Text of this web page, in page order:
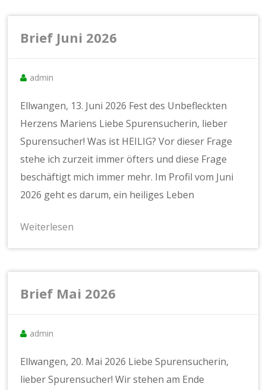
Brief Juni 2026
admin
Ellwangen, 13. Juni 2026 Fest des Unbefleckten
Herzens Mariens Liebe Spurensucherin, lieber
Spurensucher! Was ist HEILIG? Vor dieser Frage
stehe ich zurzeit immer öfters und diese Frage
beschäftigt mich immer mehr. Im Profil vom Juni
2026 geht es darum, ein heiliges Leben
Weiterlesen
Brief Mai 2026
admin
Ellwangen, 20. Mai 2026 Liebe Spurensucherin,
lieber Spurensucher! Wir stehen am Ende